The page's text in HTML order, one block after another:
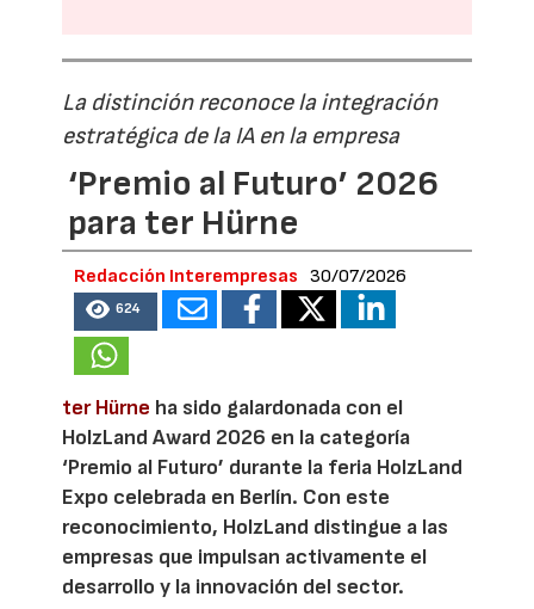
La distinción reconoce la integración
estratégica de la IA en la empresa
‘Premio al Futuro’ 2026
para ter Hürne
Redacción Interempresas 30/07/2026
624
ter Hürne ha sido galardonada con el
HolzLand Award 2026 en la categoría
‘Premio al Futuro’ durante la feria HolzLand
Expo celebrada en Berlín. Con este
reconocimiento, HolzLand distingue a las
empresas que impulsan activamente el
desarrollo y la innovación del sector.